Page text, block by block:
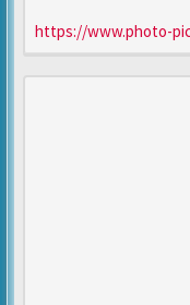
https://www.photo-